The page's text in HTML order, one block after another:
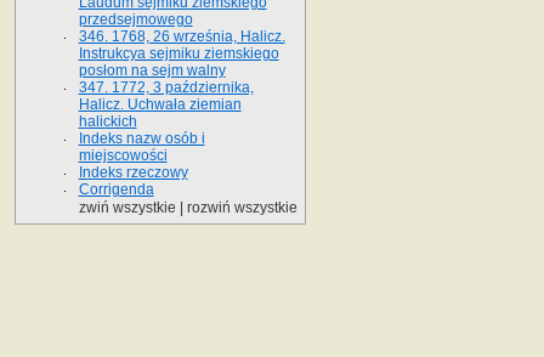
przedsejmowego
346. 1768, 26 września, Halicz.
Instrukcya sejmiku ziemskiego
posłom na sejm walny
347. 1772, 3 października,
Halicz. Uchwała ziemian
halickich
Indeks nazw osób i
miejscowości
Indeks rzeczowy
Corrigenda
zwiń wszystkie
rozwiń wszystkie